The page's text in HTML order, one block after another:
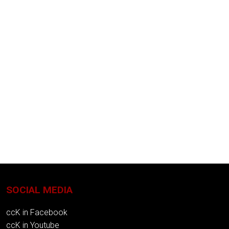
SOCIAL MEDIA
ccK in Facebook
ccK in Youtube